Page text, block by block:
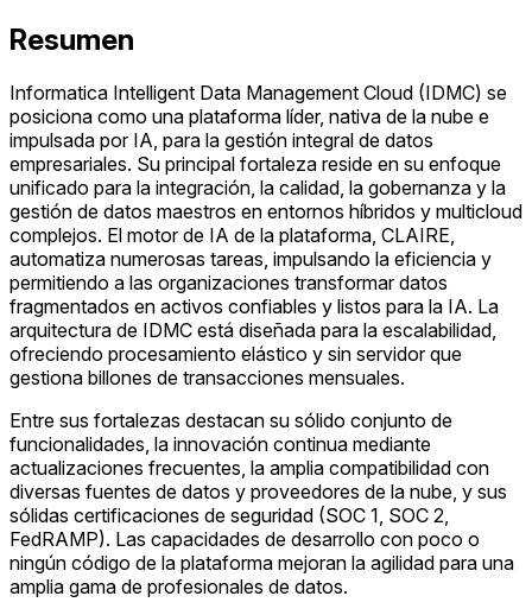
Resumen
Informatica Intelligent Data Management Cloud (IDMC) se
posiciona como una plataforma líder, nativa de la nube e
impulsada por IA, para la gestión integral de datos
empresariales. Su principal fortaleza reside en su enfoque
unificado para la integración, la calidad, la gobernanza y la
gestión de datos maestros en entornos híbridos y multicloud
complejos. El motor de IA de la plataforma, CLAIRE,
automatiza numerosas tareas, impulsando la eficiencia y
permitiendo a las organizaciones transformar datos
fragmentados en activos confiables y listos para la IA. La
arquitectura de IDMC está diseñada para la escalabilidad,
ofreciendo procesamiento elástico y sin servidor que
gestiona billones de transacciones mensuales.
Entre sus fortalezas destacan su sólido conjunto de
funcionalidades, la innovación continua mediante
actualizaciones frecuentes, la amplia compatibilidad con
diversas fuentes de datos y proveedores de la nube, y sus
sólidas certificaciones de seguridad (SOC 1, SOC 2,
FedRAMP). Las capacidades de desarrollo con poco o
ningún código de la plataforma mejoran la agilidad para una
amplia gama de profesionales de datos.